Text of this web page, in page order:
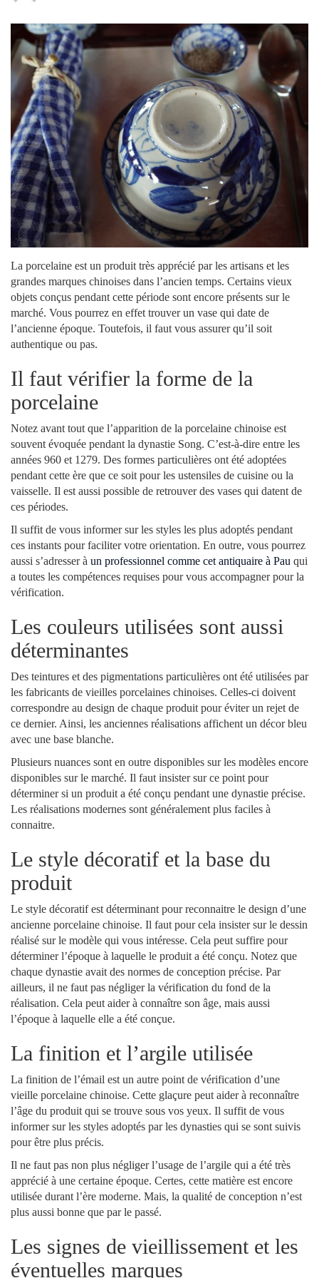
La porcelaine est un produit très apprécié par les artisans et les
grandes marques chinoises dans l’ancien temps. Certains vieux
objets conçus pendant cette période sont encore présents sur le
marché. Vous pourrez en effet trouver un vase qui date de
l’ancienne époque. Toutefois, il faut vous assurer qu’il soit
authentique ou pas.
Il faut vérifier la forme de la
porcelaine
Notez avant tout que l’apparition de la porcelaine chinoise est
souvent évoquée pendant la dynastie Song. C’est-à-dire entre les
années 960 et 1279. Des formes particulières ont été adoptées
pendant cette ère que ce soit pour les ustensiles de cuisine ou la
vaisselle. Il est aussi possible de retrouver des vases qui datent de
ces périodes.
Il suffit de vous informer sur les styles les plus adoptés pendant
ces instants pour faciliter votre orientation. En outre, vous pourrez
aussi s’adresser à un professionnel comme cet antiquaire à Pau qui
a toutes les compétences requises pour vous accompagner pour la
vérification.
Les couleurs utilisées sont aussi
déterminantes
Des teintures et des pigmentations particulières ont été utilisées par
les fabricants de vieilles porcelaines chinoises. Celles-ci doivent
correspondre au design de chaque produit pour éviter un rejet de
ce dernier. Ainsi, les anciennes réalisations affichent un décor bleu
avec une base blanche.
Plusieurs nuances sont en outre disponibles sur les modèles encore
disponibles sur le marché. Il faut insister sur ce point pour
déterminer si un produit a été conçu pendant une dynastie précise.
Les réalisations modernes sont généralement plus faciles à
connaitre.
Le style décoratif et la base du
produit
Le style décoratif est déterminant pour reconnaitre le design d’une
ancienne porcelaine chinoise. Il faut pour cela insister sur le dessin
réalisé sur le modèle qui vous intéresse. Cela peut suffire pour
déterminer l’époque à laquelle le produit a été conçu. Notez que
chaque dynastie avait des normes de conception précise. Par
ailleurs, il ne faut pas négliger la vérification du fond de la
réalisation. Cela peut aider à connaître son âge, mais aussi
l’époque à laquelle elle a été conçue.
La finition et l’argile utilisée
La finition de l’émail est un autre point de vérification d’une
vieille porcelaine chinoise. Cette glaçure peut aider à reconnaître
l’âge du produit qui se trouve sous vos yeux. Il suffit de vous
informer sur les styles adoptés par les dynasties qui se sont suivis
pour être plus précis.
Il ne faut pas non plus négliger l’usage de l’argile qui a été très
apprécié à une certaine époque. Certes, cette matière est encore
utilisée durant l’ère moderne. Mais, la qualité de conception n’est
plus aussi bonne que par le passé.
Les signes de vieillissement et les
éventuelles marques